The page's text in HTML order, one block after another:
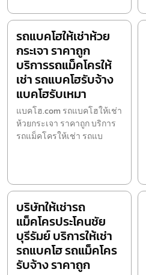
รถแบคโฮให้เช่าห้วย
กระเจา ราคาถูก
บริการรถแม็คโครให้
เช่า รถแบคโฮรับจ้าง
แบคโฮรับเหมา
แบคโฮ.com รถแบคโฮให้เช่า
ห้วยกระเจา ราคาถูก บริการ
รถแม็คโครให้เช่า รถแบ
บริษัทให้เช่ารถ
แม็คโครประโคนชัย
บุรีรัมย์ บริการให้เช่า
รถแบคโฮ รถแม็คโคร
รับจ้าง ราคาถูก